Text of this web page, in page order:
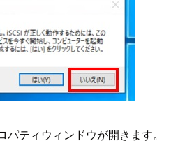
ティウィンドウが開きます。